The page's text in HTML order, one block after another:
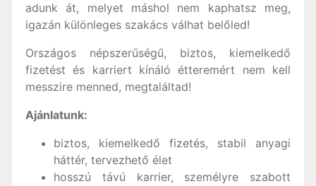
adunk át, melyet máshol nem kaphatsz meg,
igazán különleges szakács válhat belőled!
Országos népszerűségű, biztos, kiemelkedő
fizetést és karriert kínáló étteremért nem kell
messzire menned, megtaláltad!
Ajánlatunk:
biztos, kiemelkedő fizetés, stabil anyagi
háttér, tervezhető élet
hosszú távú karrier, személyre szabott